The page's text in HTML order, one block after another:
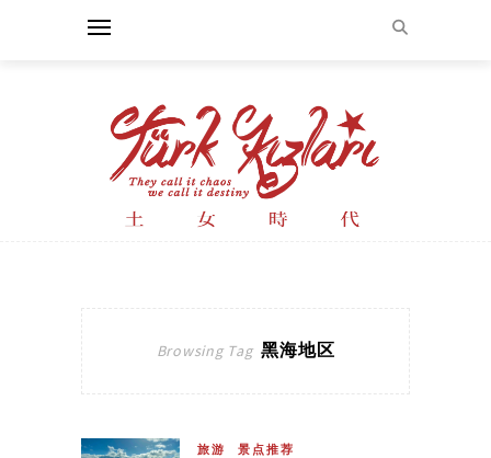
Browsing Tag 黑海地区
旅游
景点推荐